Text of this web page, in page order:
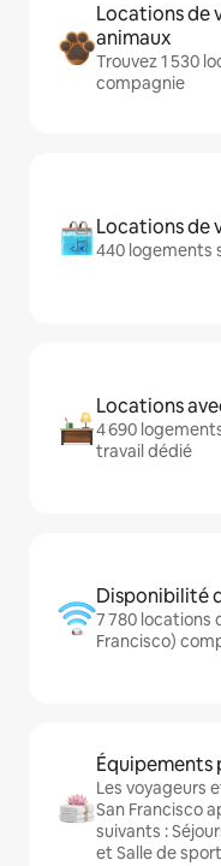
Locations de
animaux
Trouvez 1 530
compagnie
Locations de
440 logements
Locations
4 690
travail dédié
Disponibilité
7 780 locations
Francisco)
Équipements
Les voyageurs
San Francisco
suivants :
et Salle de sport